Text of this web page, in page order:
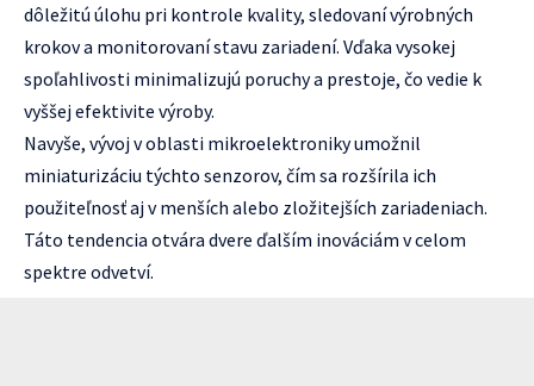
dôležitú úlohu pri kontrole kvality, sledovaní výrobných
krokov a monitorovaní stavu zariadení. Vďaka vysokej
spoľahlivosti minimalizujú poruchy a prestoje, čo vedie k
vyššej efektivite výroby.
Navyše, vývoj v oblasti mikroelektroniky umožnil
miniaturizáciu týchto senzorov, čím sa rozšírila ich
použiteľnosť aj v menších alebo zložitejších zariadeniach.
Táto tendencia otvára dvere ďalším inováciám v celom
spektre odvetví.